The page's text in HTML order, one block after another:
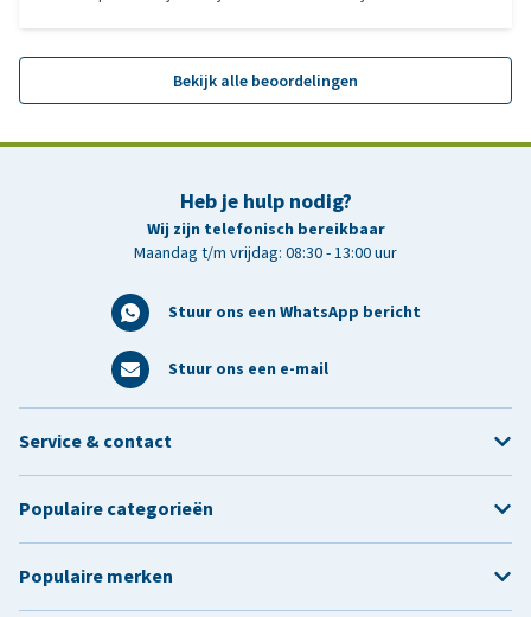
Bekijk alle beoordelingen
Heb je hulp nodig?
Wij zijn telefonisch bereikbaar
Maandag t/m vrijdag: 08:30 - 13:00 uur
Stuur ons een WhatsApp bericht
Stuur ons een e-mail
Service & contact
Populaire categorieën
Populaire merken